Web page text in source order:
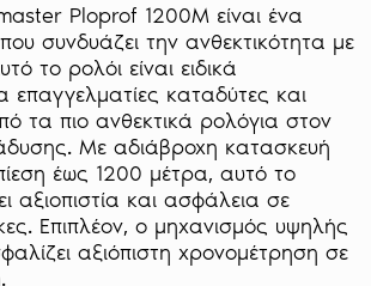
Ploprof 1200M είναι ένα
συνδυάζει την ανθεκτικότητα με
το ρολόι είναι ειδικά
επαγγελματίες καταδύτες και
τα πιο ανθεκτικά ρολόγια στον
Με αδιάβροχη κατασκευή
έως 1200 μέτρα, αυτό το
αξιοπιστία και ασφάλεια σε
Επιπλέον, ο μηχανισμός υψηλής
αξιόπιστη χρονομέτρηση σε